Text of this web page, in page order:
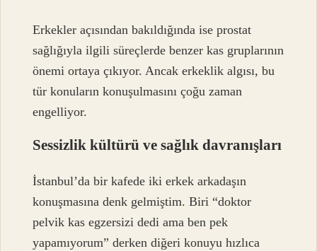
Erkekler açısından bakıldığında ise prostat
sağlığıyla ilgili süreçlerde benzer kas gruplarının
önemi ortaya çıkıyor. Ancak erkeklik algısı, bu
tür konuların konuşulmasını çoğu zaman
engelliyor.
Sessizlik kültürü ve sağlık davranışları
İstanbul’da bir kafede iki erkek arkadaşın
konuşmasına denk gelmiştim. Biri “doktor
pelvik kas egzersizi dedi ama ben pek
yapamıyorum” derken diğeri konuyu hızlıca